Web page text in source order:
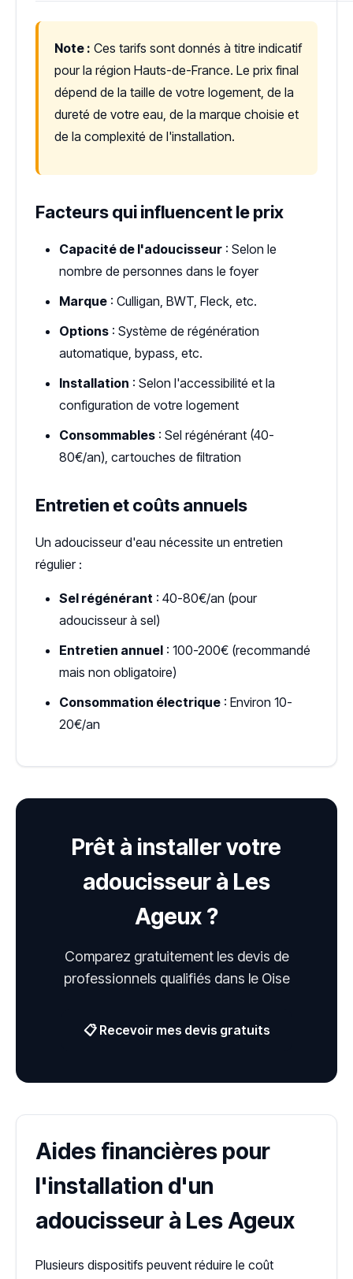
Note : Ces tarifs sont donnés à titre indicatif
pour la région Hauts-de-France. Le prix final
dépend de la taille de votre logement, de la
dureté de votre eau, de la marque choisie et
de la complexité de l'installation.
Facteurs qui influencent le prix
Capacité de l'adoucisseur : Selon le
nombre de personnes dans le foyer
Marque : Culligan, BWT, Fleck, etc.
Options : Système de régénération
automatique, bypass, etc.
Installation : Selon l'accessibilité et la
configuration de votre logement
Consommables : Sel régénérant (40-
80€/an), cartouches de filtration
Entretien et coûts annuels
Un adoucisseur d'eau nécessite un entretien
régulier :
Sel régénérant : 40-80€/an (pour
adoucisseur à sel)
Entretien annuel : 100-200€ (recommandé
mais non obligatoire)
Consommation électrique : Environ 10-
20€/an
Prêt à installer votre
adoucisseur à Les
Ageux ?
Comparez gratuitement les devis de
professionnels qualifiés dans le Oise
📋 Recevoir mes devis gratuits
Aides financières pour
l'installation d'un
adoucisseur à Les Ageux
Plusieurs dispositifs peuvent réduire le coût